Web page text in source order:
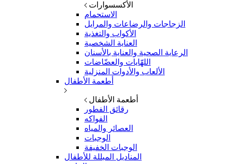
الأكسسوارات
الاستحمام
الزجاجات والرضاعات والمرايل
الأكواب والتغذية
العناية الشخصية
الرعاية الصحية والعناية بالأسنان
اللهّايات والعضّاضات
الألعاب والأدوات المنزلية
أطعمة الأطفال
أطعمة الأطفال
رقائق الفطور
الفواكه
العصائر والمياه
الوجبات
الوجبات الخفيفة
المناديل المبللة للأطفال